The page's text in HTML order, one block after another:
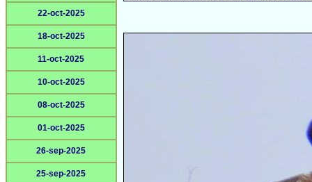
22-oct-2025
18-oct-2025
11-oct-2025
10-oct-2025
08-oct-2025
01-oct-2025
26-sep-2025
25-sep-2025